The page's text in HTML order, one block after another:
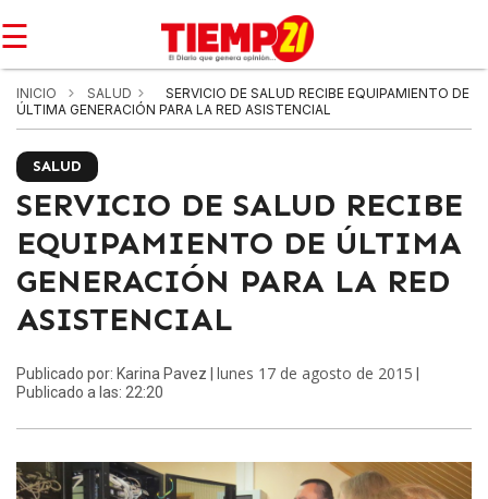
☰
INICIO SALUD
SERVICIO DE SALUD RECIBE EQUIPAMIENTO DE
ÚLTIMA GENERACIÓN PARA LA RED ASISTENCIAL
SALUD
SERVICIO DE SALUD RECIBE
EQUIPAMIENTO DE ÚLTIMA
GENERACIÓN PARA LA RED
ASISTENCIAL
Publicado por: Karina Pavez | lunes 17 de agosto de 2015
Publicado a las: 22:20